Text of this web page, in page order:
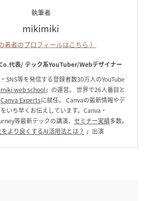
執筆者
mikimiki
著者のプロフィールはこちら ）
代表/ テック系YouTuber/Webデザイナー
SNS等を発信する登録者数30万人のYouTube
web school」の運営。 世界で26人番目と
Canva Expertsに就任。 Canvaの最新情報やデ
いち早くお伝えしています。Canva・
等最新テックの講演、 セミナー実績多数。
より良くするAI活用法とは？ 」出演